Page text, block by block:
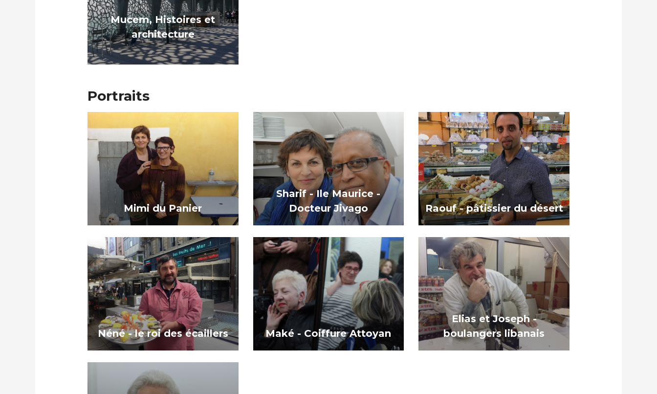
Mucem, Histoires et
architecture
Portraits
Mimi du Panier
Sharif - Ile Maurice -
Docteur Jivago
Raouf - pâtissier du désert
Néné - le roi des écaillers Maké - Coiffure Attoyan
Elias et Joseph -
boulangers libanais